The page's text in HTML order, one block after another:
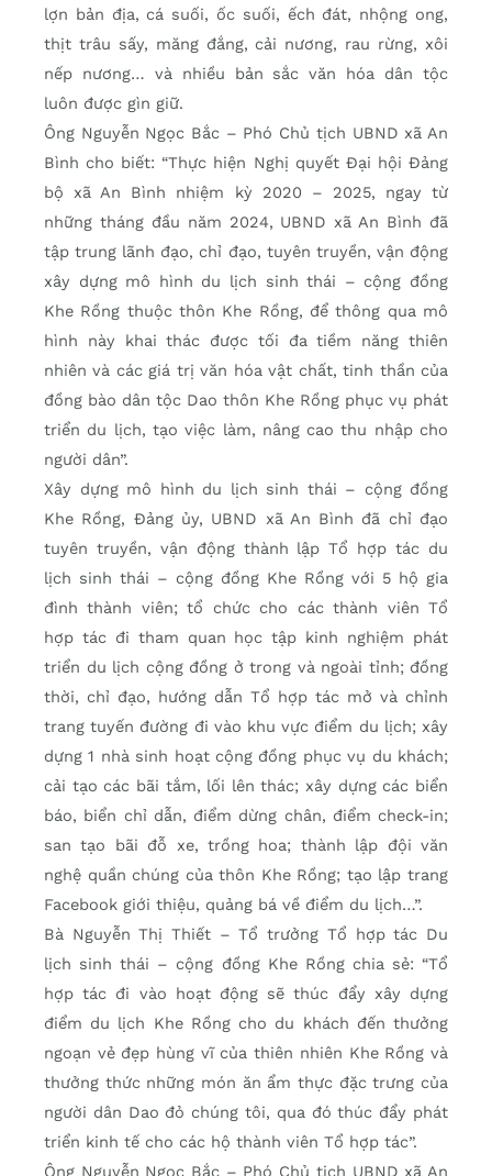
lợn bản địa, cá suối, ốc suối, ếch đát, nhộng ong,
thịt trâu sấy, măng đắng, cải nương, rau rừng, xôi
nếp nương… và nhiều bản sắc văn hóa dân tộc
luôn được gìn giữ.
Ông Nguyễn Ngọc Bắc – Phó Chủ tịch UBND xã An
Bình cho biết: “Thực hiện Nghị quyết Đại hội Đảng
bộ xã An Bình nhiệm kỳ 2020 – 2025, ngay từ
những tháng đầu năm 2024, UBND xã An Bình đã
tập trung lãnh đạo, chỉ đạo, tuyên truyền, vận động
xây dựng mô hình du lịch sinh thái – cộng đồng
Khe Rồng thuộc thôn Khe Rồng, để thông qua mô
hình này khai thác được tối đa tiềm năng thiên
nhiên và các giá trị văn hóa vật chất, tinh thần của
đồng bào dân tộc Dao thôn Khe Rồng phục vụ phát
triển du lịch, tạo việc làm, nâng cao thu nhập cho
người dân”.
Xây dựng mô hình du lịch sinh thái – cộng đồng
Khe Rồng, Đảng ủy, UBND xã An Bình đã chỉ đạo
tuyên truyền, vận động thành lập Tổ hợp tác du
lịch sinh thái – cộng đồng Khe Rồng với 5 hộ gia
đình thành viên; tổ chức cho các thành viên Tổ
hợp tác đi tham quan học tập kinh nghiệm phát
triển du lịch cộng đồng ở trong và ngoài tỉnh; đồng
thời, chỉ đạo, hướng dẫn Tổ hợp tác mở và chỉnh
trang tuyến đường đi vào khu vực điểm du lịch; xây
dựng 1 nhà sinh hoạt cộng đồng phục vụ du khách;
cải tạo các bãi tắm, lối lên thác; xây dựng các biển
báo, biển chỉ dẫn, điểm dừng chân, điểm check-in;
san tạo bãi đỗ xe, trồng hoa; thành lập đội văn
nghệ quần chúng của thôn Khe Rồng; tạo lập trang
Facebook giới thiệu, quảng bá về điểm du lịch…”.
Bà Nguyễn Thị Thiết – Tổ trưởng Tổ hợp tác Du
lịch sinh thái – cộng đồng Khe Rồng chia sẻ: “Tổ
hợp tác đi vào hoạt động sẽ thúc đẩy xây dựng
điểm du lịch Khe Rồng cho du khách đến thưởng
ngoạn vẻ đẹp hùng vĩ của thiên nhiên Khe Rồng và
thưởng thức những món ăn ẩm thực đặc trưng của
người dân Dao đỏ chúng tôi, qua đó thúc đẩy phát
triển kinh tế cho các hộ thành viên Tổ hợp tác”.
Ông Nguyễn Ngọc Bắc – Phó Chủ tịch UBND xã An